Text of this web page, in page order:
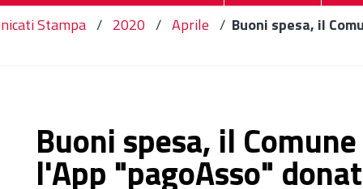
Stampa / 2020 / Aprile / Buoni spesa, il
Buoni spesa, il
l'App "pagoAsso"